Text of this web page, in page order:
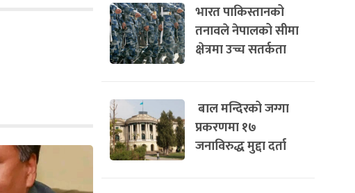
भारत पाकिस्तानको
तनावले नेपालको सीमा
क्षेत्रमा उच्च सतर्कता
बाल मन्दिरको जग्गा
प्रकरणमा १७
जनाविरुद्ध मुद्दा दर्ता